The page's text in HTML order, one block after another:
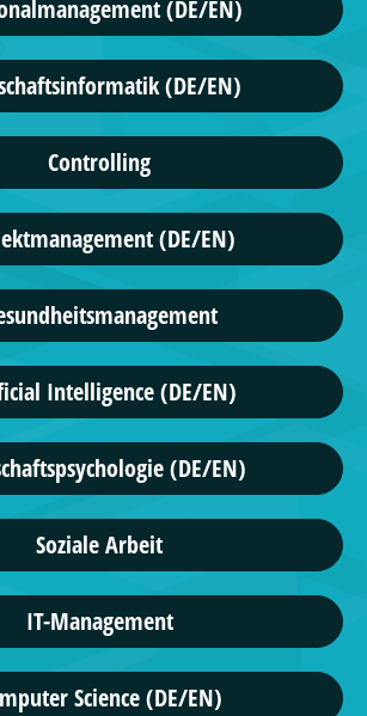
(DE/EN)
(DE/EN)
Controlling
(DE/EN)
Intelligence (DE/EN)
(DE/EN)
Soziale Arbeit
IT-Management
Science (DE/EN)